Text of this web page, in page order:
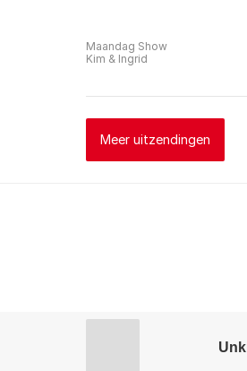
Maandag Show
Kim & Ingrid
Meer uitzendingen